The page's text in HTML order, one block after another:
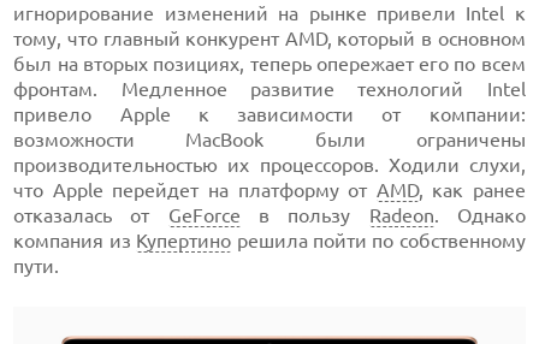
игнорирование изменений на рынке привели Intel к
тому, что главный конкурент AMD, который в основном
был на вторых позициях, теперь опережает его по всем
фронтам. Медленное развитие технологий Intel
привело Apple к зависимости от компании:
возможности MacBook были ограничены
производительностью их процессоров. Ходили слухи,
что Apple перейдет на платформу от AMD, как ранее
отказалась от GeForce в пользу Radeon. Однако
компания из Купертино решила пойти по собственному
пути.